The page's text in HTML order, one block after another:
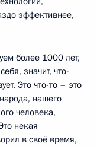
эффективнее,
более 1000 лет,
значит, что-
Это что-то – это
нашего
человека,
некая
в своё время,